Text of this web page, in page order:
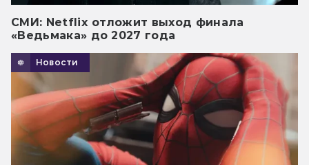
СМИ: Netflix отложит выход финала
«Ведьмака» до 2027 года
Новости